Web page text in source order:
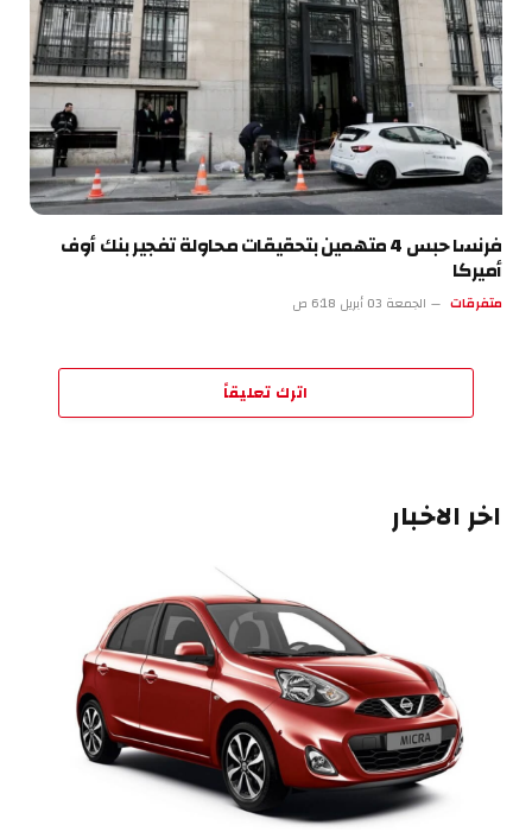
فرنسا حبس 4 متهمين بتحقيقات محاولة تفجير بنك أوف
أميركا
متفرقات الجمعة 03 أبريل 6:18 ص
اترك تعليقاً
اخر الاخبار